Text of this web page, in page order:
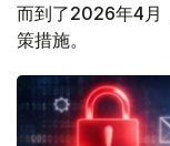
而到了2026年4月
策措施。